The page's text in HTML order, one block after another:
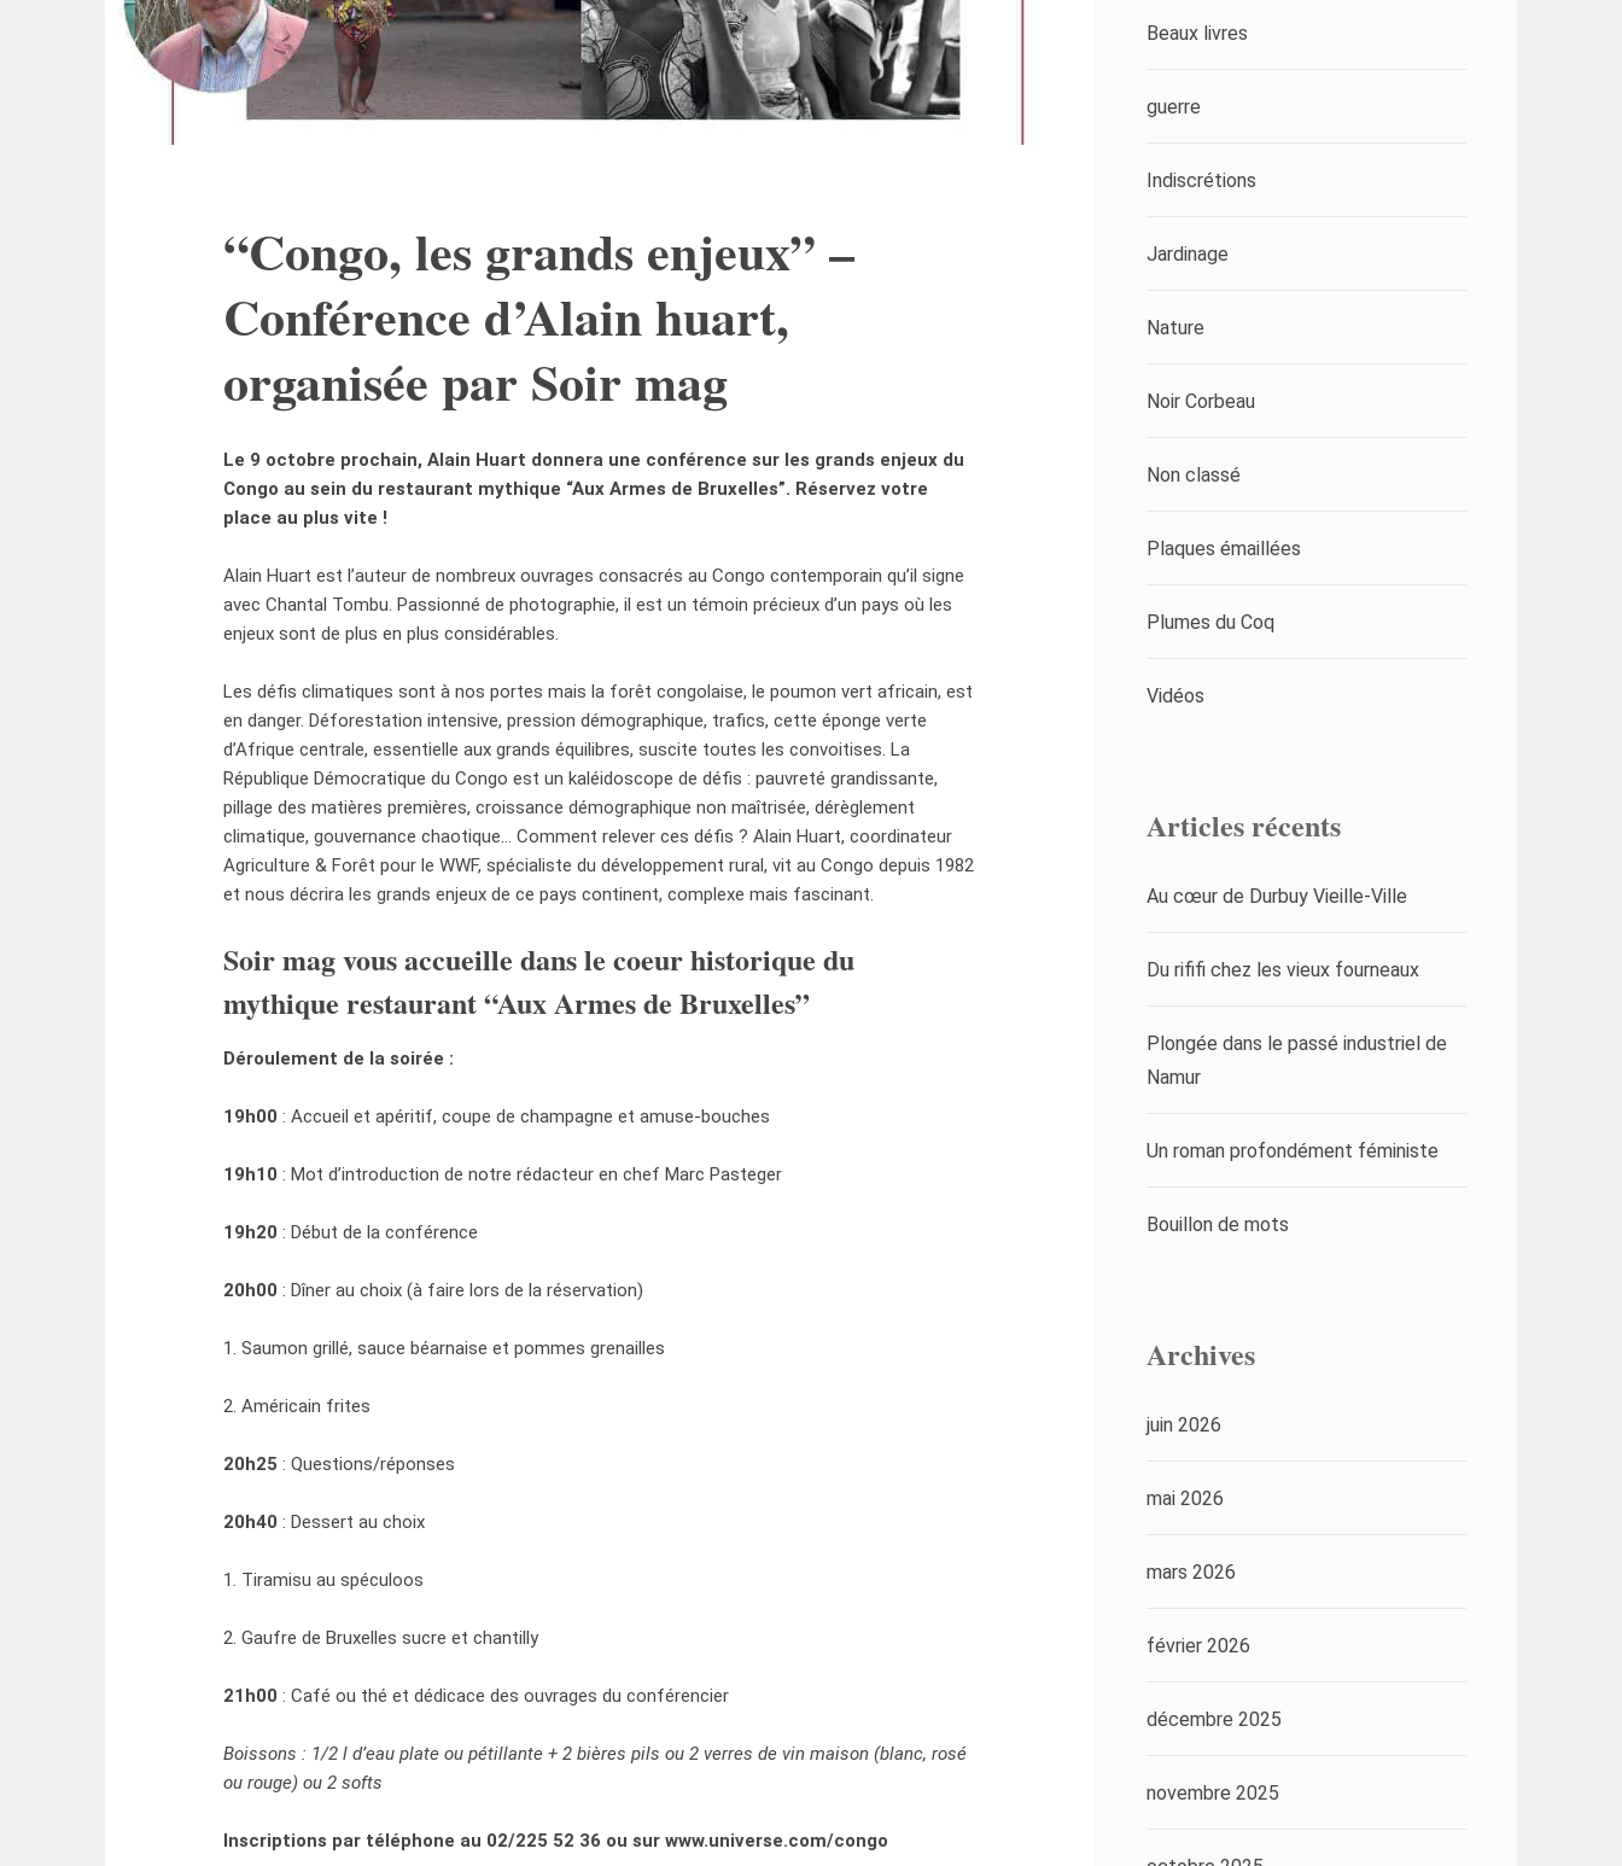
“Congo, les grands enjeux” –
Conférence d’Alain huart,
organisée par Soir mag
Le 9 octobre prochain, Alain Huart donnera une conférence sur les grands enjeux du
Congo au sein du restaurant mythique “Aux Armes de Bruxelles”. Réservez votre
place au plus vite !
Alain Huart est l’auteur de nombreux ouvrages consacrés au Congo contemporain qu’il signe
avec Chantal Tombu. Passionné de photographie, il est un témoin précieux d’un pays où les
enjeux sont de plus en plus considérables.
Les défis climatiques sont à nos portes mais la forêt congolaise, le poumon vert africain, est
en danger. Déforestation intensive, pression démographique, trafics, cette éponge verte
d’Afrique centrale, essentielle aux grands équilibres, suscite toutes les convoitises. La
République Démocratique du Congo est un kaléidoscope de défis : pauvreté grandissante,
pillage des matières premières, croissance démographique non maîtrisée, dérèglement
climatique, gouvernance chaotique… Comment relever ces défis ? Alain Huart, coordinateur
Agriculture & Forêt pour le WWF, spécialiste du développement rural, vit au Congo depuis 1982
et nous décrira les grands enjeux de ce pays continent, complexe mais fascinant.
Soir mag vous accueille dans le coeur historique du
mythique restaurant “Aux Armes de Bruxelles”
Déroulement de la soirée :
19h00 : Accueil et apéritif, coupe de champagne et amuse-bouches
19h10 : Mot d’introduction de notre rédacteur en chef Marc Pasteger
19h20 : Début de la conférence
20h00 : Dîner au choix (à faire lors de la réservation)
1. Saumon grillé, sauce béarnaise et pommes grenailles
2. Américain frites
20h25 : Questions/réponses
20h40 : Dessert au choix
1. Tiramisu au spéculoos
2. Gaufre de Bruxelles sucre et chantilly
21h00 : Café ou thé et dédicace des ouvrages du conférencier
Boissons : 1/2 l d’eau plate ou pétillante + 2 bières pils ou 2 verres de vin maison (blanc, rosé
ou rouge) ou 2 softs
Inscriptions par téléphone au 02/225 52 36 ou sur www.universe.com/congo
Beaux livres
guerre
Indiscrétions
Jardinage
Nature
Noir Corbeau
Non classé
Plaques émaillées
Plumes du Coq
Vidéos
Articles récents
Au cœur de Durbuy Vieille-Ville
Du rififi chez les vieux fourneaux
Plongée dans le passé industriel de
Namur
Un roman profondément féministe
Bouillon de mots
Archives
juin 2026
mai 2026
mars 2026
février 2026
décembre 2025
novembre 2025